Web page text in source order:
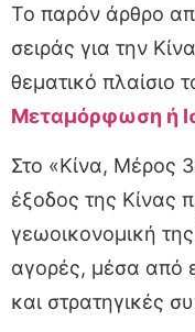
Το παρόν άρθρο
σειράς για την
θεματικό πλαίσιο
Μεταμόρφωση ή
Στο «Κίνα, Μέρος
έξοδος της Κίνας
γεωοικονομική
αγορές, μέσα από
και στρατηγικές